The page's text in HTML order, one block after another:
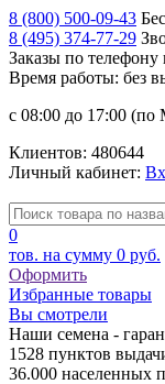
8 (800) 500-09-43
8 (495) 374-77-29
Заказы по телефону
Время работы: без
с 08:00 до 17:00 (по
Клиентов: 480644
Личный кабинет:
0
тов. на сумму 0 руб.
Оформить
Избранные товары
Вы смотрели
Наши семена -
1528 пунктов
36.000 населенных